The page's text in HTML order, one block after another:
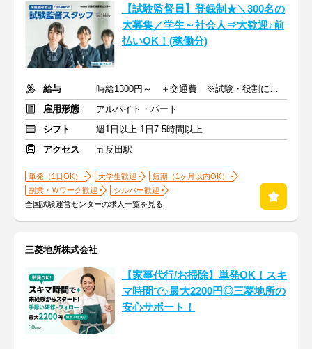
【試験監督員】登録制★＼300名の
大募集／学生～社会人⇒大歓迎♪前
払いOK！(稼働分)
給与
時給1300円～ ＋交通費 ※試験・役割により手当あり
雇用形態
アルバイト・パート
シフト
週1日以上 1日7.5時間以上
アクセス
五反田駅
単発（1日OK） 大学生歓迎
短期（1ヶ月以内OK）
副業・Ｗワーク歓迎
シルバー歓迎
全国試験運営センターの求人一覧を見る
三菱地所株式会社
【家事代行/お掃除】単発OK！スキ
マ時間で♪最大2200円◎三菱地所の
安心サポート！